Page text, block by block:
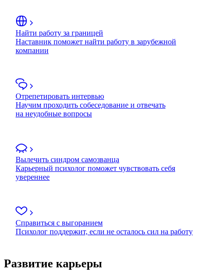
Найти работу за границей
Наставник поможет найти работу в зарубежной
компании
Отрепетировать интервью
Научим проходить собеседование и отвечать
на неудобные вопросы
Вылечить синдром самозванца
Карьерный психолог поможет чувствовать себя
увереннее
Справиться с выгоранием
Психолог поддержит, если не осталось сил на работу
Развитие карьеры